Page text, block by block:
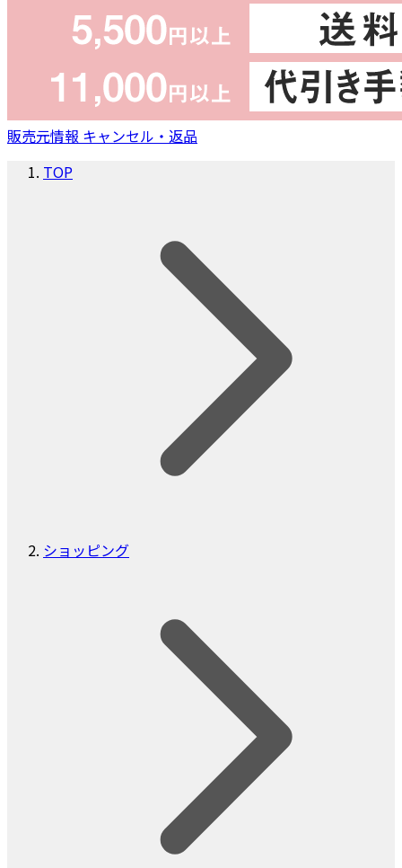
販売元情報 キャンセル・返品
TOP
ショッピング